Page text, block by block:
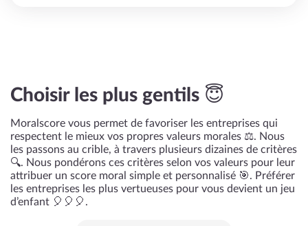
Choisir les plus gentils 😇
Moralscore vous permet de favoriser les entreprises qui
respectent le mieux vos propres valeurs morales ⚖️. Nous
les passons au crible, à travers plusieurs dizaines de critères
🔍. Nous pondérons ces critères selon vos valeurs pour leur
attribuer un score moral simple et personnalisé 🎯. Préférer
les entreprises les plus vertueuses pour vous devient un jeu
d’enfant 🎈🎈🎈.